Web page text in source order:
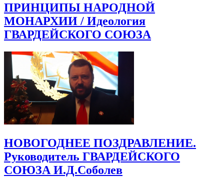
ПРИНЦИПЫ НАРОДНОЙ
МОНАРХИИ / Идеология
ГВАРДЕЙСКОГО СОЮЗА
НОВОГОДНЕЕ ПОЗДРАВЛЕНИЕ.
Руководитель ГВАРДЕЙСКОГО
СОЮЗА И.Д.Соболев